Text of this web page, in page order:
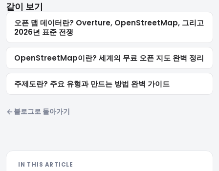
같이 보기
오픈 맵 데이터란? Overture, OpenStreetMap, 그리고
2026년 표준 전쟁
OpenStreetMap이란? 세계의 무료 오픈 지도 완벽 정리
주제도란? 주요 유형과 만드는 방법 완벽 가이드
블로그로 돌아가기
IN THIS ARTICLE